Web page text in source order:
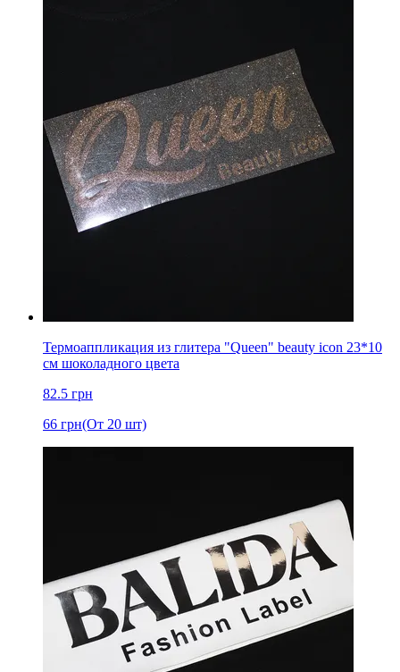
Термоаппликация из глитера "Queen" beauty icon 23*10
см шоколадного цвета
82.5 грн
66 грн(От 20 шт)